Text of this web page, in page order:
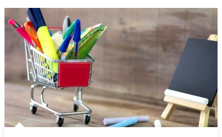
执掌密苏里植物园近四十年 致力推动全球植物多样性研究与中美
合作 Peter Raven 博士逝世 享年89岁
一晃三十年，初夏又相逢。中华日，等你来赴约 —— 密苏里植物
园“中华日三十周年特别报道（五）
筝声与琴韵交汇：刘励(Li Statler)与钢琴家Darek演绎一场古筝
与钢琴的精彩对话